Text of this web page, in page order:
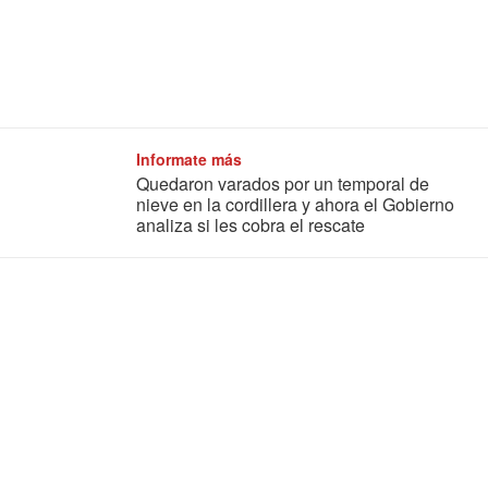
Informate más
Quedaron varados por un temporal de
nieve en la cordillera y ahora el Gobierno
analiza si les cobra el rescate